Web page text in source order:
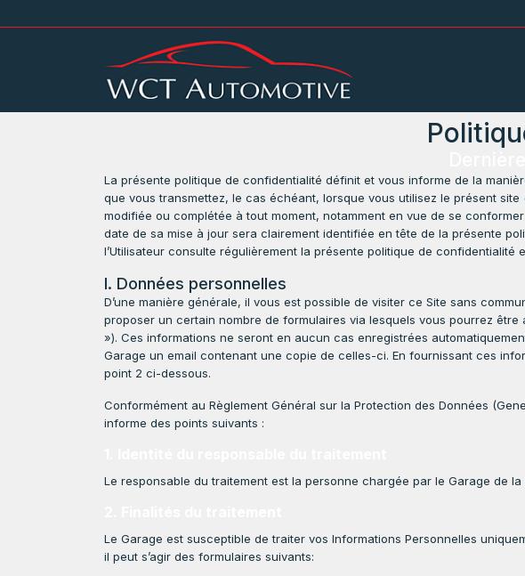
La présente politique de confidentialité définit et vous informe de la
que vous transmettez, le cas échéant, lorsque vous utilisez le présent
modifiée ou complétée à tout moment, notamment en vue de se
date de sa mise à jour sera clairement identifiée en tête de la présente
l’Utilisateur consulte régulièrement la présente politique de
I. Données personnelles
D’une manière générale, il vous est possible de visiter ce Site sans
proposer un certain nombre de formulaires via lesquels vous pourrez
»). Ces informations ne seront en aucun cas enregistrées
Garage un email contenant une copie de celles-ci. En fournissant ces
point 2 ci-dessous.
Conformément au Règlement Général sur la Protection des Données
informe des points suivants :
Le responsable du traitement est la personne chargée par le Garage de la
Le Garage est susceptible de traiter vos Informations Personnelles
il peut s’agir des formulaires suivants: